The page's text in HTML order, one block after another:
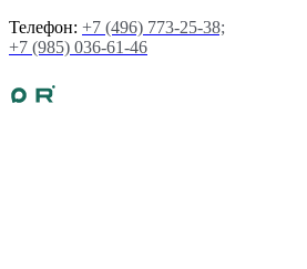
Телефон: +7 (496) 773-25-38;
+7 (985) 036-61-46